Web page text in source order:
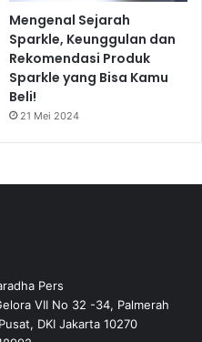
Mengenal Sejarah
Sparkle, Keunggulan dan
Rekomendasi Produk
Sparkle yang Bisa Kamu
Beli!
21 Mei 2024
Pers
VII No 32 -34, Palmerah
DKI Jakarta 10270